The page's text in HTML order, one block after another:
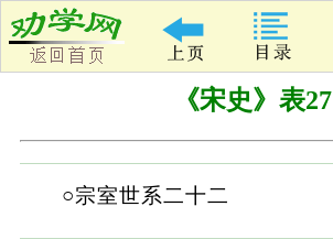
《宋史》表27
○宗室世系二十二